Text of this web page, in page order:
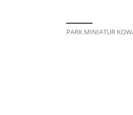
PARK MINIATUR